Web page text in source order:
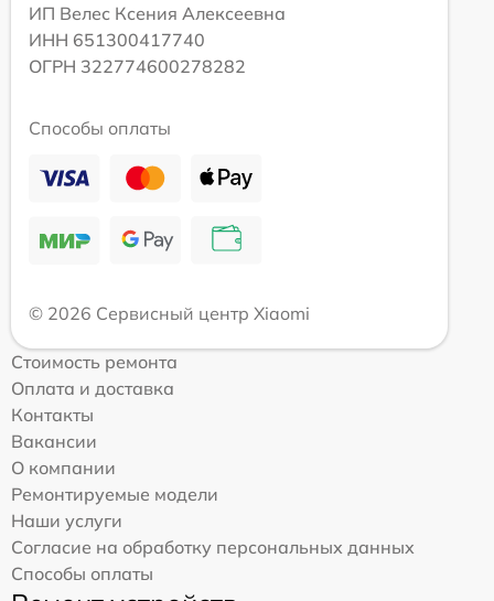
ИП Велес Ксения Алексеевна
ИНН 651300417740
ОГРН 322774600278282
Способы оплаты
© 2026 Сервисный центр Xiaomi
Стоимость ремонта
Оплата и доставка
Контакты
Вакансии
О компании
Ремонтируемые модели
Наши услуги
Согласие на обработку персональных данных
Способы оплаты